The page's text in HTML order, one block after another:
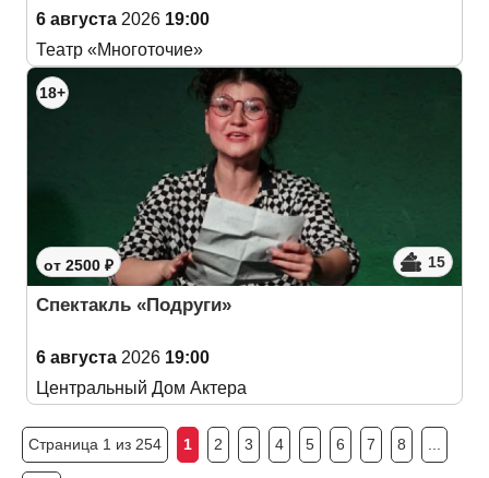
6 августа 2026 19:00
Театр «Многоточие»
18+
от 2500 ₽ 15
Спектакль «Подруги»
6 августа 2026 19:00
Центральный Дом Актера
Страница 1 из 254 1 2 3 4 5 6 7 8